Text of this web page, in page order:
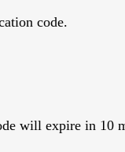
code.
will expire in 10